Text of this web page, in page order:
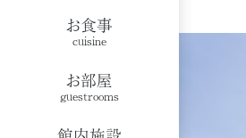
お食事
cuisine
お部屋
guestrooms